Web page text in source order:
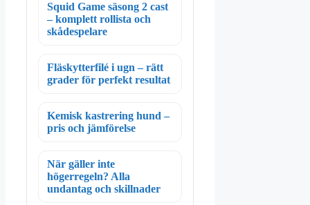
Squid Game säsong 2 cast
– komplett rollista och
skådespelare
Fläskytterfilé i ugn – rätt
grader för perfekt resultat
Kemisk kastrering hund –
pris och jämförelse
När gäller inte
högerregeln? Alla
undantag och skillnader